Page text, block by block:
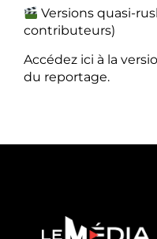
Versions quasi-
contributeurs)
Accédez ici à la
du reportage.